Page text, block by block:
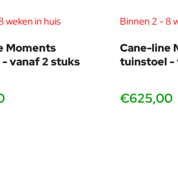
weken in huis
Moments
vanaf 2 stuks
Binnen 2 - 8
Cane-line
tuinstoel -
€625,00